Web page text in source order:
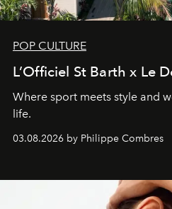
POP CULTURE
L’Officiel St Barth x Le
Where sport meets style and
life.
03.08.2026 by Philippe Combres